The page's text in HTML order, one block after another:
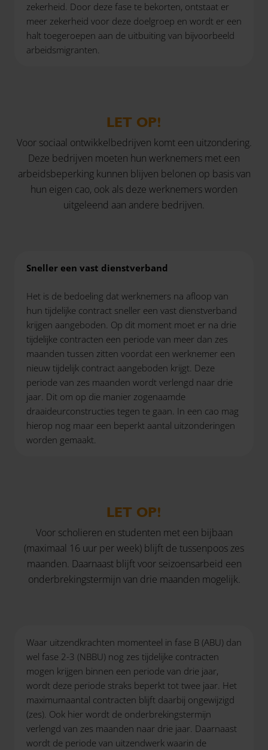
zekerheid. Door deze fase te bekorten, ontstaat er
meer zekerheid voor deze doelgroep en wordt er een
halt toegeroepen aan de uitbuiting van bijvoorbeeld
arbeidsmigranten.
LET OP!
Voor sociaal ontwikkelbedrijven komt een uitzondering.
Deze bedrijven moeten hun werknemers met een
arbeidsbeperking kunnen blijven belonen op basis van
hun eigen cao, ook als deze werknemers worden
uitgeleend aan andere bedrijven.
Sneller een vast dienstverband
Het is de bedoeling dat werknemers na afloop van
hun tijdelijke contract sneller een vast dienstverband
krijgen aangeboden. Op dit moment moet er na drie
tijdelijke contracten een periode van meer dan zes
maanden tussen zitten voordat een werknemer een
nieuw tijdelijk contract aangeboden krijgt. Deze
periode van zes maanden wordt verlengd naar drie
jaar. Dit om op die manier zogenaamde
draaideurconstructies tegen te gaan. In een cao mag
hierop nog maar een beperkt aantal uitzonderingen
worden gemaakt.
LET OP!
Voor scholieren en studenten met een bijbaan
(maximaal 16 uur per week) blijft de tussenpoos zes
maanden. Daarnaast blijft voor seizoensarbeid een
onderbrekingstermijn van drie maanden mogelijk.
Waar uitzendkrachten momenteel in fase B (ABU) dan
wel fase 2-3 (NBBU) nog zes tijdelijke contracten
mogen krijgen binnen een periode van drie jaar,
wordt deze periode straks beperkt tot twee jaar. Het
maximumaantal contracten blijft daarbij ongewijzigd
(zes). Ook hier wordt de onderbrekingstermijn
verlengd van zes maanden naar drie jaar. Daarnaast
wordt de periode van uitzendwerk waarin de